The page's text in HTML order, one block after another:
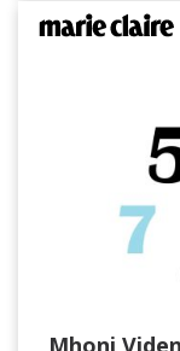
Mhoni